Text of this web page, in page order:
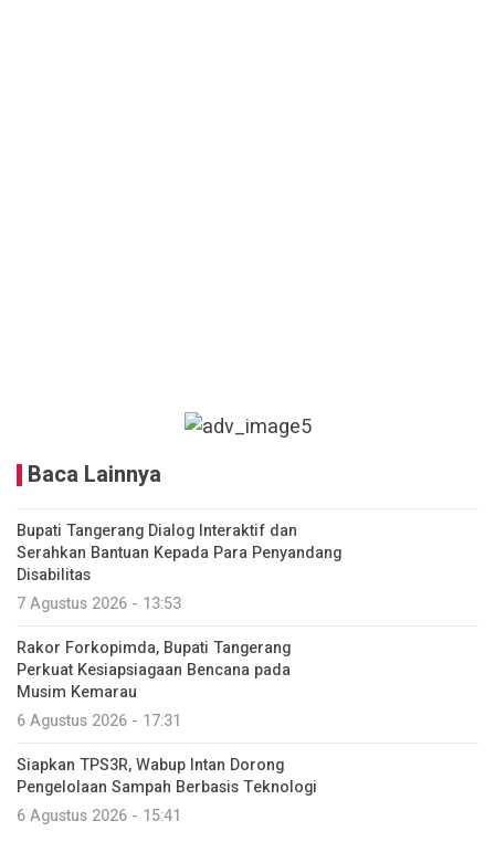
Baca Lainnya
Bupati Tangerang Dialog Interaktif dan
Serahkan Bantuan Kepada Para Penyandang
Disabilitas
7 Agustus 2026 - 13:53
Rakor Forkopimda, Bupati Tangerang
Perkuat Kesiapsiagaan Bencana pada
Musim Kemarau
6 Agustus 2026 - 17:31
Siapkan TPS3R, Wabup Intan Dorong
Pengelolaan Sampah Berbasis Teknologi
6 Agustus 2026 - 15:41